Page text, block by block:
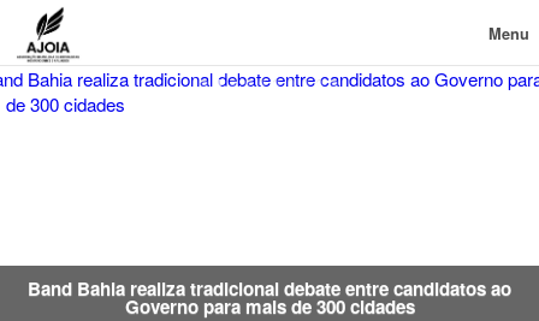
Menu
Band Bahia realiza tradicional debate entre candidatos ao
Governo para mais de 300 cidades